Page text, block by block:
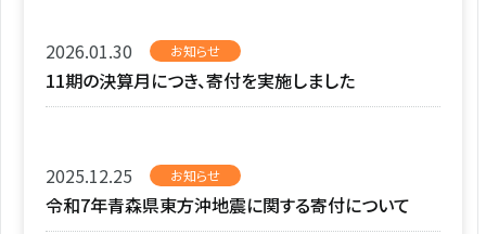
2026.01.30 お知らせ
11期の決算月につき、寄付を実施しました
2025.12.25 お知らせ
令和7年青森県東方沖地震に関する寄付について